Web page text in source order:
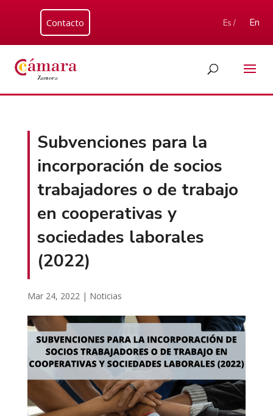
Contacto Es / En
Subvenciones para la
incorporación de socios
trabajadores o de trabajo
en cooperativas y
sociedades laborales
(2022)
Mar 24, 2022 | Noticias